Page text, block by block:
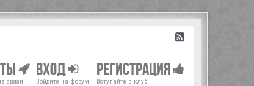
связи
Вход
Войдите на форум
Регистрация
Вступайте в клуб